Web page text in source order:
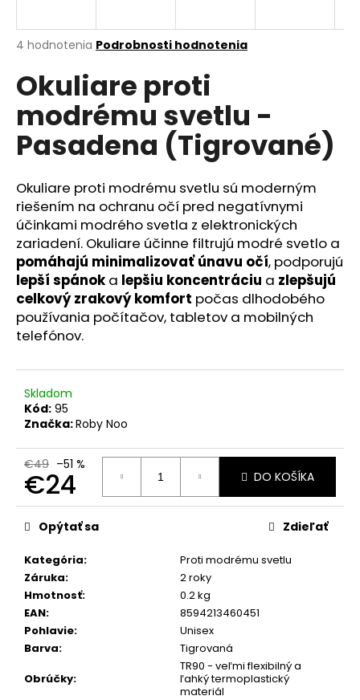
Priemerné
produktu
je
5
hviezdičiek.
4 hodnotenia Podrobnosti hodnotenia
Okuliare proti
modrému svetlu -
Pasadena (Tigrované)
Okuliare proti modrému svetlu sú moderným
riešením na ochranu očí pred negatívnymi
účinkami modrého svetla z elektronických
zariadení. Okuliare účinne filtrujú modré svetlo a
pomáhajú minimalizovať únavu očí, podporujú
lepší spánok a lepšiu koncentráciu a zlepšujú
celkový zrakový komfort počas dlhodobého
používania počítačov, tabletov a mobilných
telefónov.
Skladom
Kód: 95
Značka:Roby Noo
€49 –51 %
€24
Jednotková
cena:
DO KOŠÍKA
Kategória:
Proti modrému svetlu
Záruka:
2 roky
Hmotnosť:
0.2 kg
EAN:
8594213460451
Pohlavie:
Unisex
Barva:
Tigrovaná
Obrúčky:
TR90 - veľmi flexibilný a
ľahký termoplastický
materiál
Opýtať sa Zdieľať
j
ť
?
HĽADAŤ
O
d
p
o
r
ú
m
e